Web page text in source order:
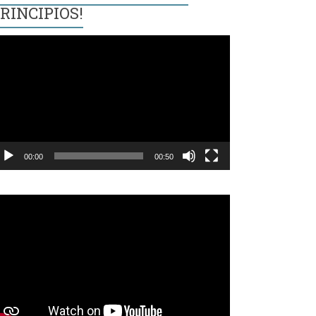
00:00 00:50